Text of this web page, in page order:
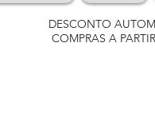
DESCONTO
COMPRAS A